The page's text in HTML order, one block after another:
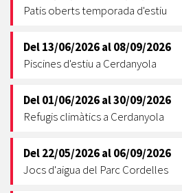
Patis oberts temporada d'estiu
Del13/06/2026al08/09/2026
Piscines d'estiu a Cerdanyola
Del01/06/2026al30/09/2026
Refugis climàtics a Cerdanyola
Del22/05/2026al06/09/2026
Jocs d'aigua del Parc Cordelles